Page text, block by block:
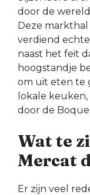
door de
Deze
verdiend
naast het feit
hoogstandje
om uit eten te
lokale keuken,
door de
Wat te
Mercat
Er zijn veel